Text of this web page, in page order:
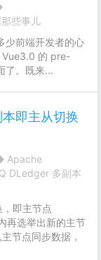
些事儿
少前端开发者的心
Vue3.0 的 pre-
了。既来...
即主从切换
Apache
DLedger 多副本
即主节点
再选举出新的主节
节点同步数据，